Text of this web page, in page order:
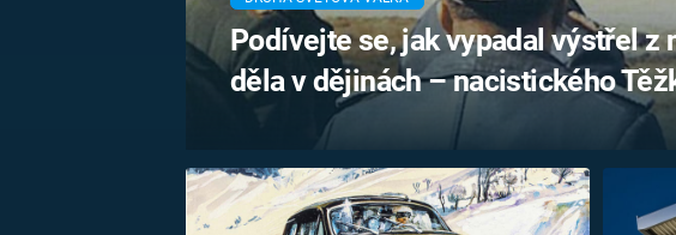
Podívejte se, jak vypadal výstřel z
děla v dějinách – nacistického